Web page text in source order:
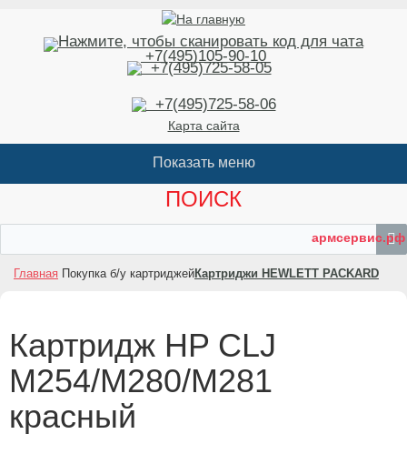
+7(495)105-90-10
+7(495)725-58-05
+7(495)725-58-06
Карта сайта
ПОИСК
армсервис.рф
Главная Покупка б/у картриджейКартриджи HEWLETT PACKARD
Картридж HP CLJ
M254/M280/M281
красный